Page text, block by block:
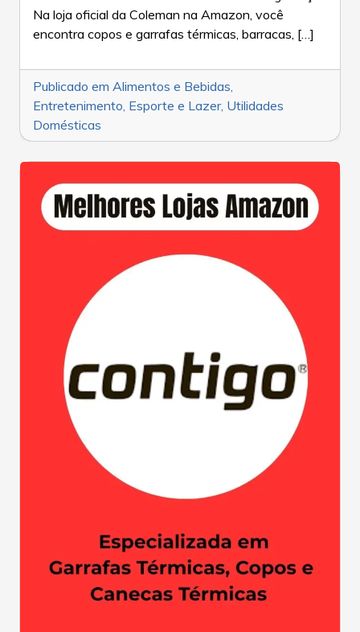
Na loja oficial da Coleman na Amazon, você
encontra copos e garrafas térmicas, barracas, […]
Publicado em Alimentos e Bebidas,
Entretenimento, Esporte e Lazer, Utilidades
Domésticas